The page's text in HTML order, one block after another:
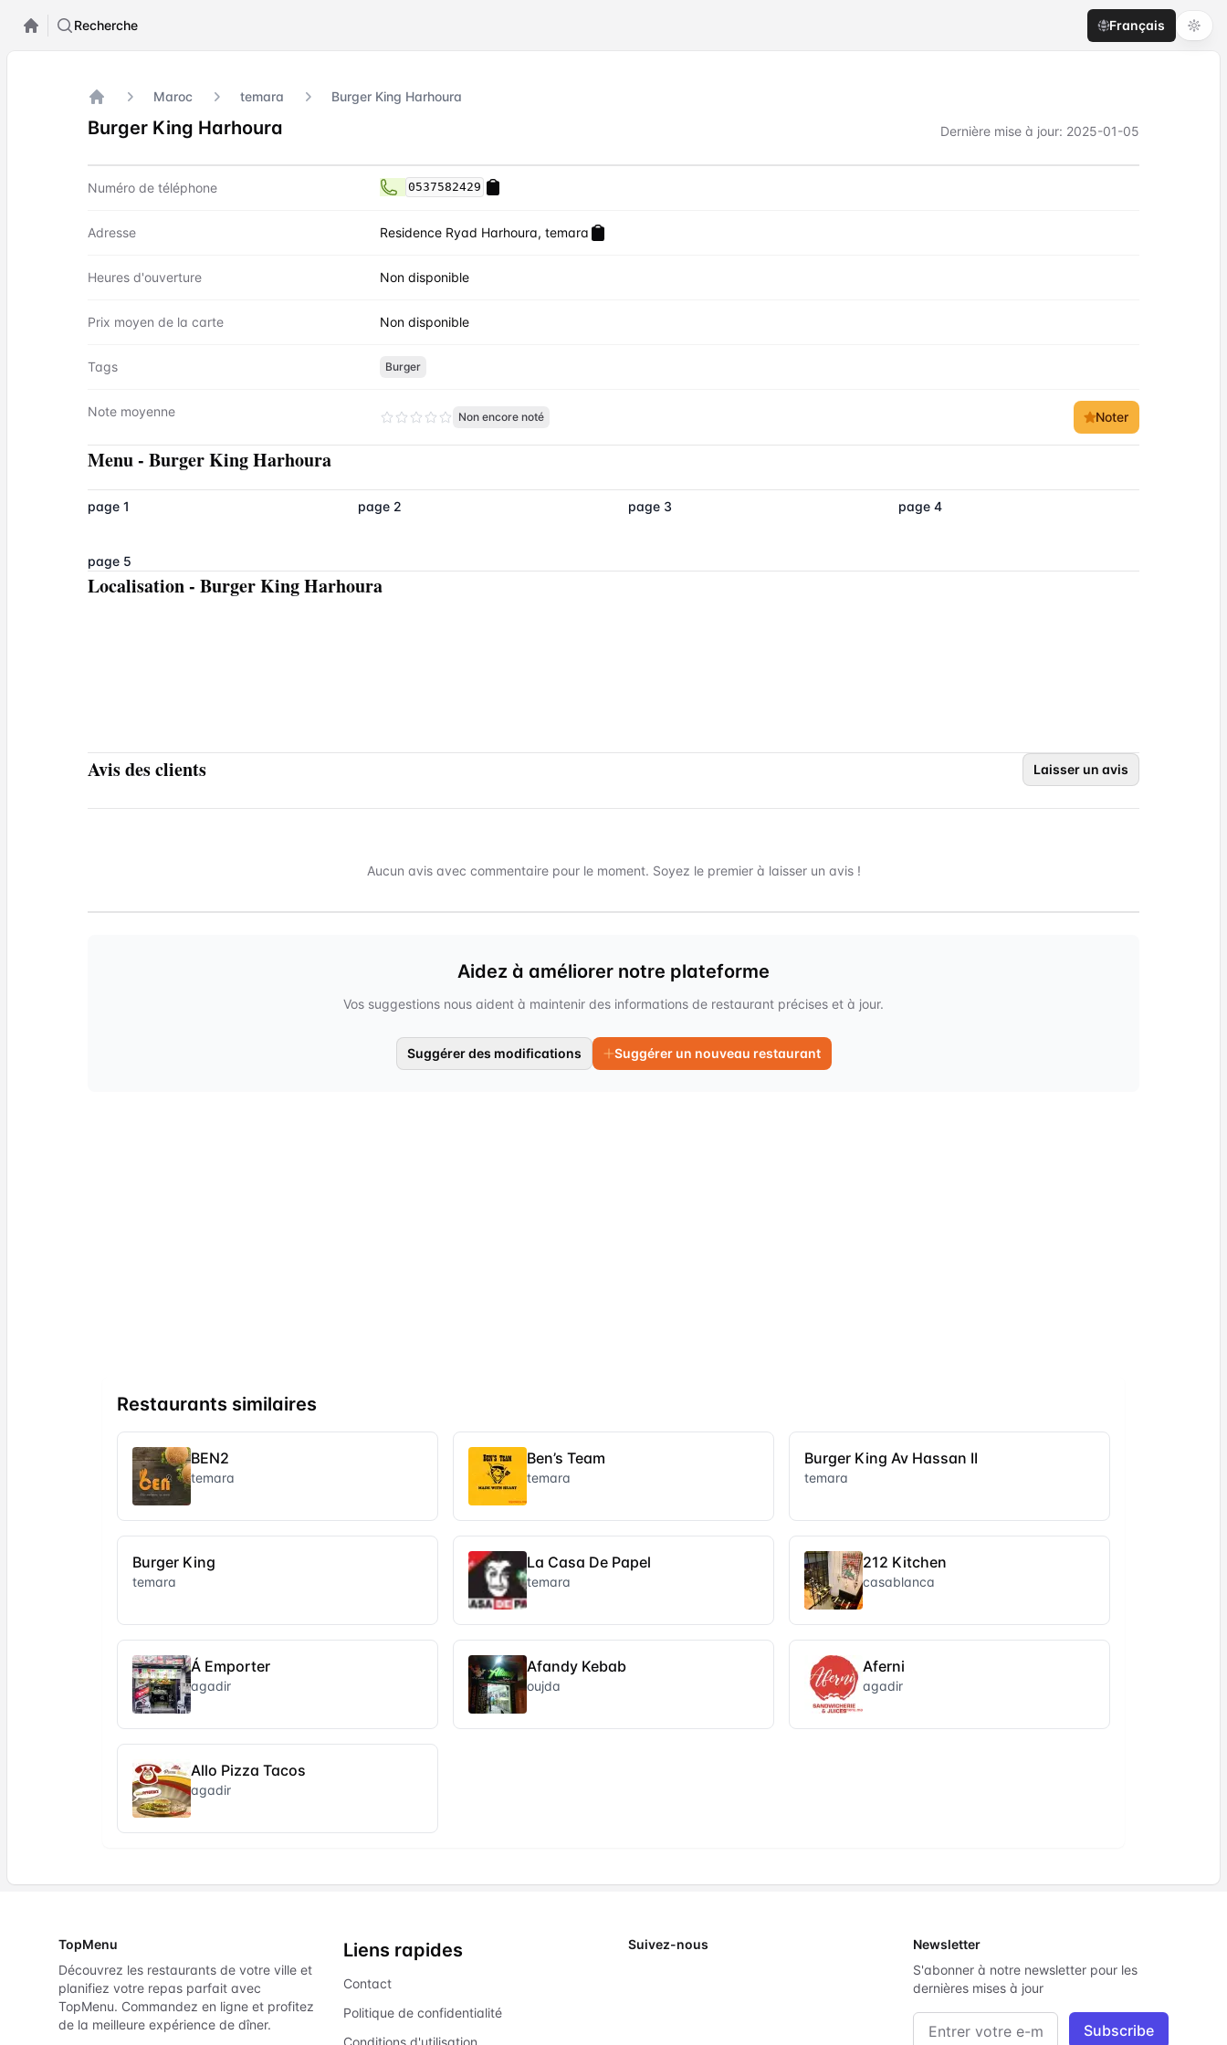
Recherche Français
Accueil
Maroc temara Burger King Harhoura
Burger King Harhoura Dernière mise à jour: 2025-01-05
Contact Burger King Harhoura
Numéro de téléphone 0537582429
Adresse Residence Ryad Harhoura, temara
Heures d'ouverture Non disponible
Prix moyen de la carte Non disponible
Tags Burger
Note moyenne Non encore noté Noter
Menu- Burger King Harhoura
page 1 page 2 page 3 page 4
page 5
Localisation- Burger King Harhoura
Avis des clients Laisser un avis
Aucun avis avec commentaire pour le moment. Soyez le premier à laisser un avis !
Aidez à améliorer notre plateforme
Vos suggestions nous aident à maintenir des informations de restaurant précises et à jour.
Suggérer des modifications Suggérer un nouveau restaurant
Restaurants similaires
BEN2
temara
Ben’s Team
temara
Burger King Av Hassan II
temara
Burger King
temara
La Casa De Papel
temara
212 Kitchen
casablanca
Á Emporter
agadir
Afandy Kebab
oujda
Aferni
agadir
Allo Pizza Tacos
agadir
TopMenu
Découvrez les restaurants de votre ville et
planifiez votre repas parfait avec
TopMenu. Commandez en ligne et profitez
de la meilleure expérience de dîner.
Liens rapides
Contact
Politique de confidentialité
Conditions d'utilisation
Suivez-nous
Newsletter
S'abonner à notre newsletter pour les
dernières mises à jour
Adresse e-mail Subscribe